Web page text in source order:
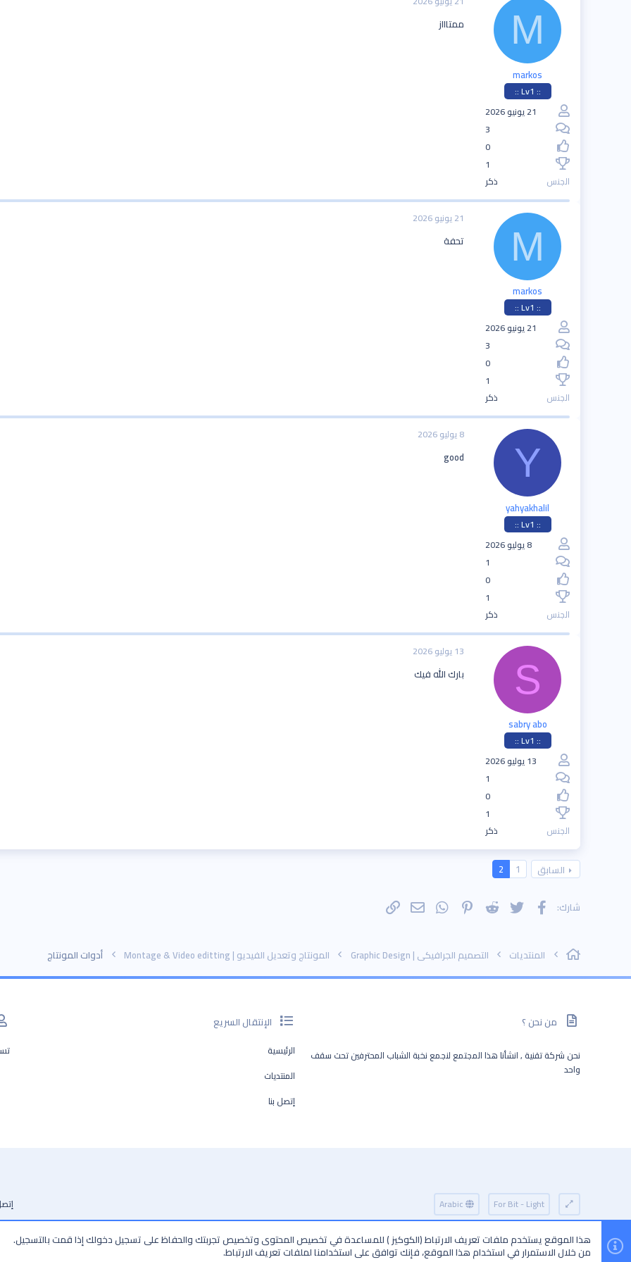
M
markos
:: Lv1 ::
21 يونيو 2026
3
0
1
الجنس
ذكر
ممتاااز
M
markos
:: Lv1 ::
21 يونيو 2026
3
0
1
الجنس
ذكر
21 يونيو 2026
تحفة
Y
yahyakhalil
:: Lv1 ::
8 يوليو 2026
1
0
1
الجنس
ذكر
8 يوليو 2026
good
S
sabry abo
:: Lv1 ::
13 يوليو 2026
1
0
1
الجنس
ذكر
13 يوليو 2026
بارك الله فيك
السابق 1
2
شارك: فيسبوك تويتر Reddit
Pinterest
WhatsAppالبريد الإلكتروني
المنتديات التصميم الجرافيكي | Graphic Design المونتاج وتعديل الفيديو | Montage & Video editting أدوات المونتاج
من نحن ؟
نحن شركة تقنية , انشأنا هذا المجتمع لنجمع نخبة الشباب المحترفين تحت سقف
واحد
الإنتقال السريع
الرئيسية
المنتديات
إتصل بنا
For Bit - Light
هذا الموقع يستخدم ملفات تعريف الارتباط (الكوكيز ) للمساعدة في تخصيص المحتوى وتخصيص تجربتك والحفاظ على تسجيل دخولك إذا قمت بالتسجيل.
من خلال الاستمرار في استخدام هذا الموقع، فإنك توافق على استخدامنا لملفات تعريف الارتباط.